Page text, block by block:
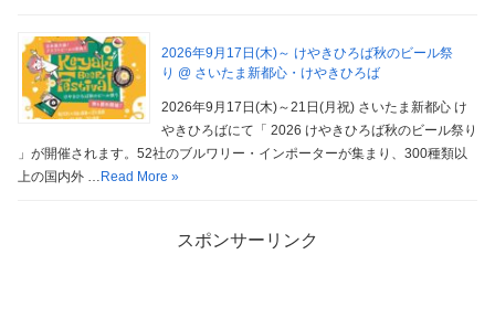
2026年9月17日(木)～ けやきひろば秋のビール祭
り @ さいたま新都心・けやきひろば
2026年9月17日(木)～21日(月祝) さいたま新都心 け
やきひろばにて「 2026 けやきひろば秋のビール祭り
」が開催されます。52社のブルワリー・インポーターが集まり、300種類以
上の国内外 … Read More »
スポンサーリンク